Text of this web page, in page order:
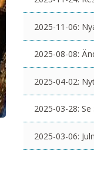
2025-11-06:
2025-08-08:
2025-04-02:
2025-03-28:
2025-03-06: